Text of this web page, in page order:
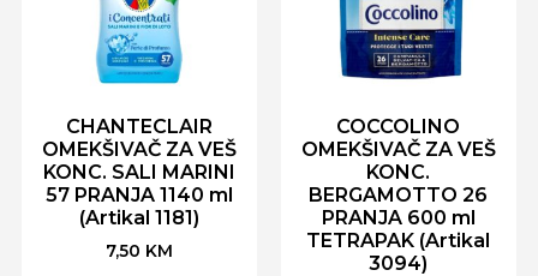
CHANTECLAIR
OMEKŠIVAČ ZA VEŠ
KONC. SALI MARINI
57 PRANJA 1140 ml
(Artikal 1181)
7,50 KM
COCCOLINO
OMEKŠIVAČ ZA VEŠ
KONC.
BERGAMOTTO 26
PRANJA 600 ml
TETRAPAK (Artikal
3094)